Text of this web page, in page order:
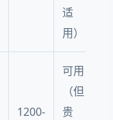
适
用）
1200-
可用
（但
贵